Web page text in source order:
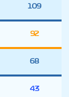
109
92
68
43